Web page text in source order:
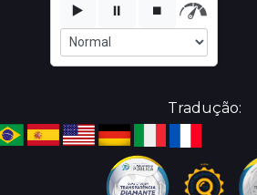
▶️ ⏸️ ⏹️
Tradução: